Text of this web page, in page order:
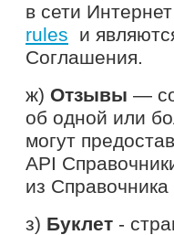
в сети
rules и
Соглашения.
ж) Отзывы —
об одной или
могут
API
из
з) Буклет -